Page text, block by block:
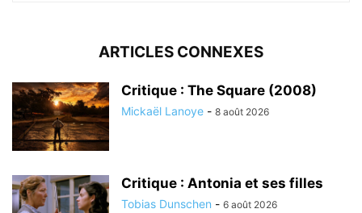
ARTICLES CONNEXES
Critique : The Square (2008)
Mickaël Lanoye - 8 août 2026
Critique : Antonia et ses filles
Tobias Dunschen - 6 août 2026